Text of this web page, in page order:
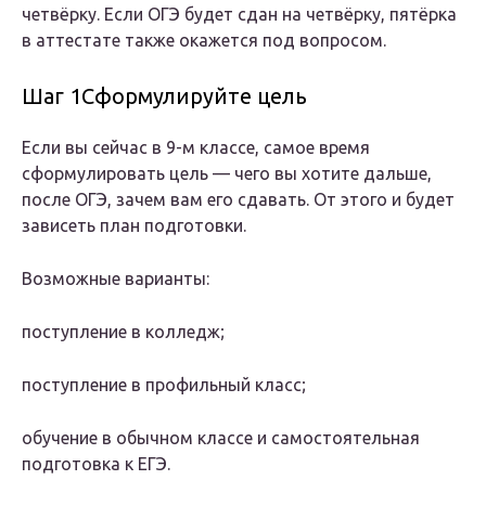
четвёрку. Если ОГЭ будет сдан на четвёрку, пятёрка
в аттестате также окажется под вопросом.
Шаг 1Сформулируйте цель
Если вы сейчас в 9-м классе, самое время
сформулировать цель — чего вы хотите дальше,
после ОГЭ, зачем вам его сдавать. От этого и будет
зависеть план подготовки.
Возможные варианты:
поступление в колледж;
поступление в профильный класс;
обучение в обычном классе и самостоятельная
подготовка к ЕГЭ.